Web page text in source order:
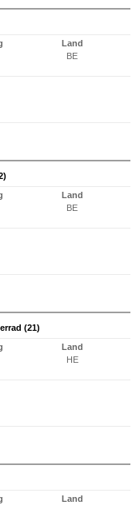
Land
BE
Land
BE
(21)
Land
HE
Land